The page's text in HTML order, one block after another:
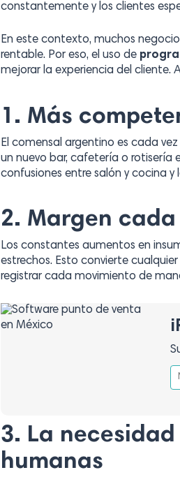
constantemente y los clientes
En este contexto, muchos
rentable. Por eso, el uso de
mejorar la experiencia del cliente.
1. Más
El comensal argentino es cada
un nuevo bar, cafetería o rotisería
confusiones entre salón y cocina
2. Margen
Los constantes aumentos en
estrechos. Esto convierte
registrar cada movimiento de
3. La
humanas